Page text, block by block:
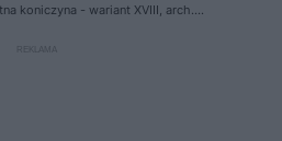
koniczyna - wariant XVIII, arch.